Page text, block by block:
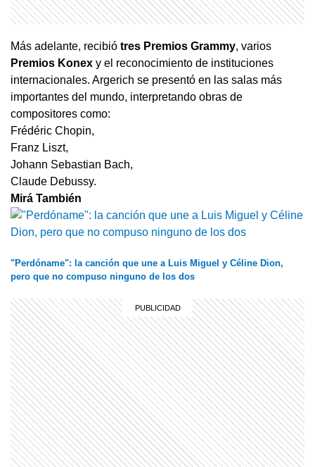
Más adelante, recibió tres Premios Grammy, varios
Premios Konex y el reconocimiento de instituciones
internacionales. Argerich se presentó en las salas más
importantes del mundo, interpretando obras de
compositores como:
Frédéric Chopin,
Franz Liszt,
Johann Sebastian Bach,
Claude Debussy.
Mirá También
"Perdóname": la canción que une a Luis Miguel y Céline Dion,
pero que no compuso ninguno de los dos